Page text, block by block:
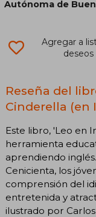
Autónoma de
Agregar a
deseos
Reseña del
Cinderella (en
Este libro, 'Leo en
herramienta
aprendiendo
Cenicienta, los
comprensión del
entretenida y
ilustrado por